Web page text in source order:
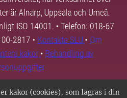
kakor (cookies), som lagras i din
är Alnarp, Uppsala och Umeå.
ISO 14001. • Telefon: 018-67
2817 • Kontakta SLU • Om
kakor • Behandling av